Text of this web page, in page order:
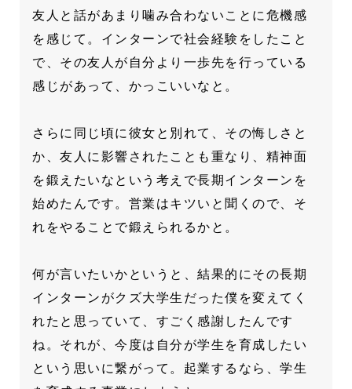
友人と話があまり噛み合わないことに危機感
を感じて。インターンで社会経験をしたこと
で、その友人が自分より一歩先を行っている
感じがあって、かっこいいなと。
さらに同じ頃に彼女と別れて、その悔しさと
か、友人に影響されたことも重なり、精神面
を鍛えたいなという考えで長期インターンを
始めたんです。営業はキツいと聞くので、そ
れをやることで鍛えられるかと。
何が言いたいかというと、結果的にその長期
インターンがクズ大学生だった僕を変えてく
れたと思っていて、すごく感謝したんです
ね。それが、今度は自分が学生を育成したい
という思いに繋がって。起業するなら、学生